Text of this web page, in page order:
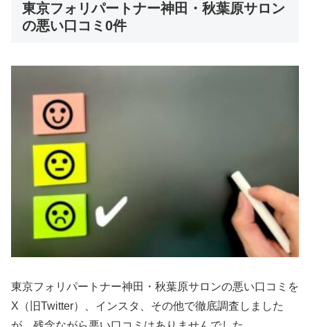
東京フォリパートナー神田・秋葉原サロン
の悪い口コミ0件
東京フォリパートナー神田・秋葉原サロンの悪い口コミを
X（旧Twitter）、インスタ、その他で徹底調査しました